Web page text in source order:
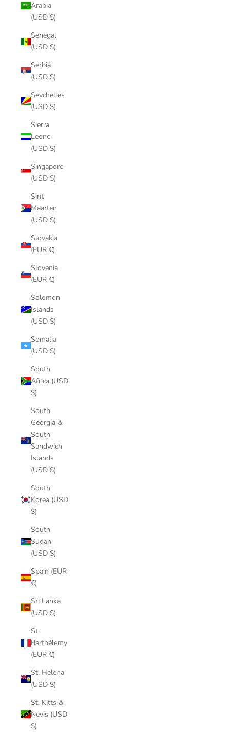
Arabia
(USD $)
Senegal
(USD $)
Serbia
(USD $)
Seychelles
(USD $)
Sierra
Leone
(USD $)
Singapore
(USD $)
Sint
Maarten
(USD $)
Slovakia
(EUR €)
Slovenia
(EUR €)
Solomon
Islands
(USD $)
Somalia
(USD $)
South
Africa (USD
$)
South
Georgia &
South
Sandwich
Islands
(USD $)
South
Korea (USD
$)
South
Sudan
(USD $)
Spain (EUR
€)
Sri Lanka
(USD $)
St.
Barthélemy
(EUR €)
St. Helena
(USD $)
St. Kitts &
Nevis (USD
$)